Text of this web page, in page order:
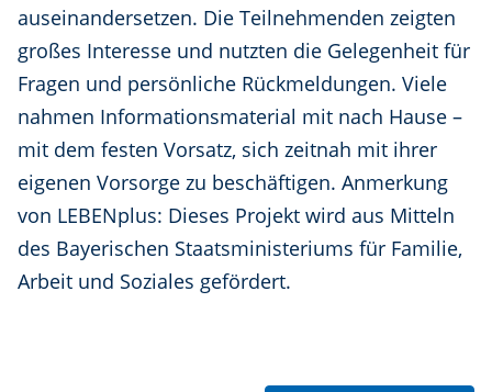
auseinandersetzen. Die Teilnehmenden zeigten
großes Interesse und nutzten die Gelegenheit für
Fragen und persönliche Rückmeldungen. Viele
nahmen Informationsmaterial mit nach Hause –
mit dem festen Vorsatz, sich zeitnah mit ihrer
eigenen Vorsorge zu beschäftigen. Anmerkung
von LEBENplus: Dieses Projekt wird aus Mitteln
des Bayerischen Staatsministeriums für Familie,
Arbeit und Soziales gefördert.